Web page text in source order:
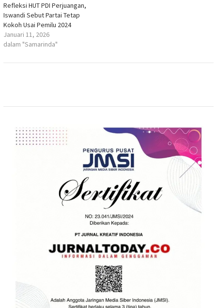
Refleksi HUT PDI Perjuangan,
Iswandi Sebut Partai Tetap
Kokoh Usai Pemilu 2024
Januari 11, 2026
dalam "Samarinda"